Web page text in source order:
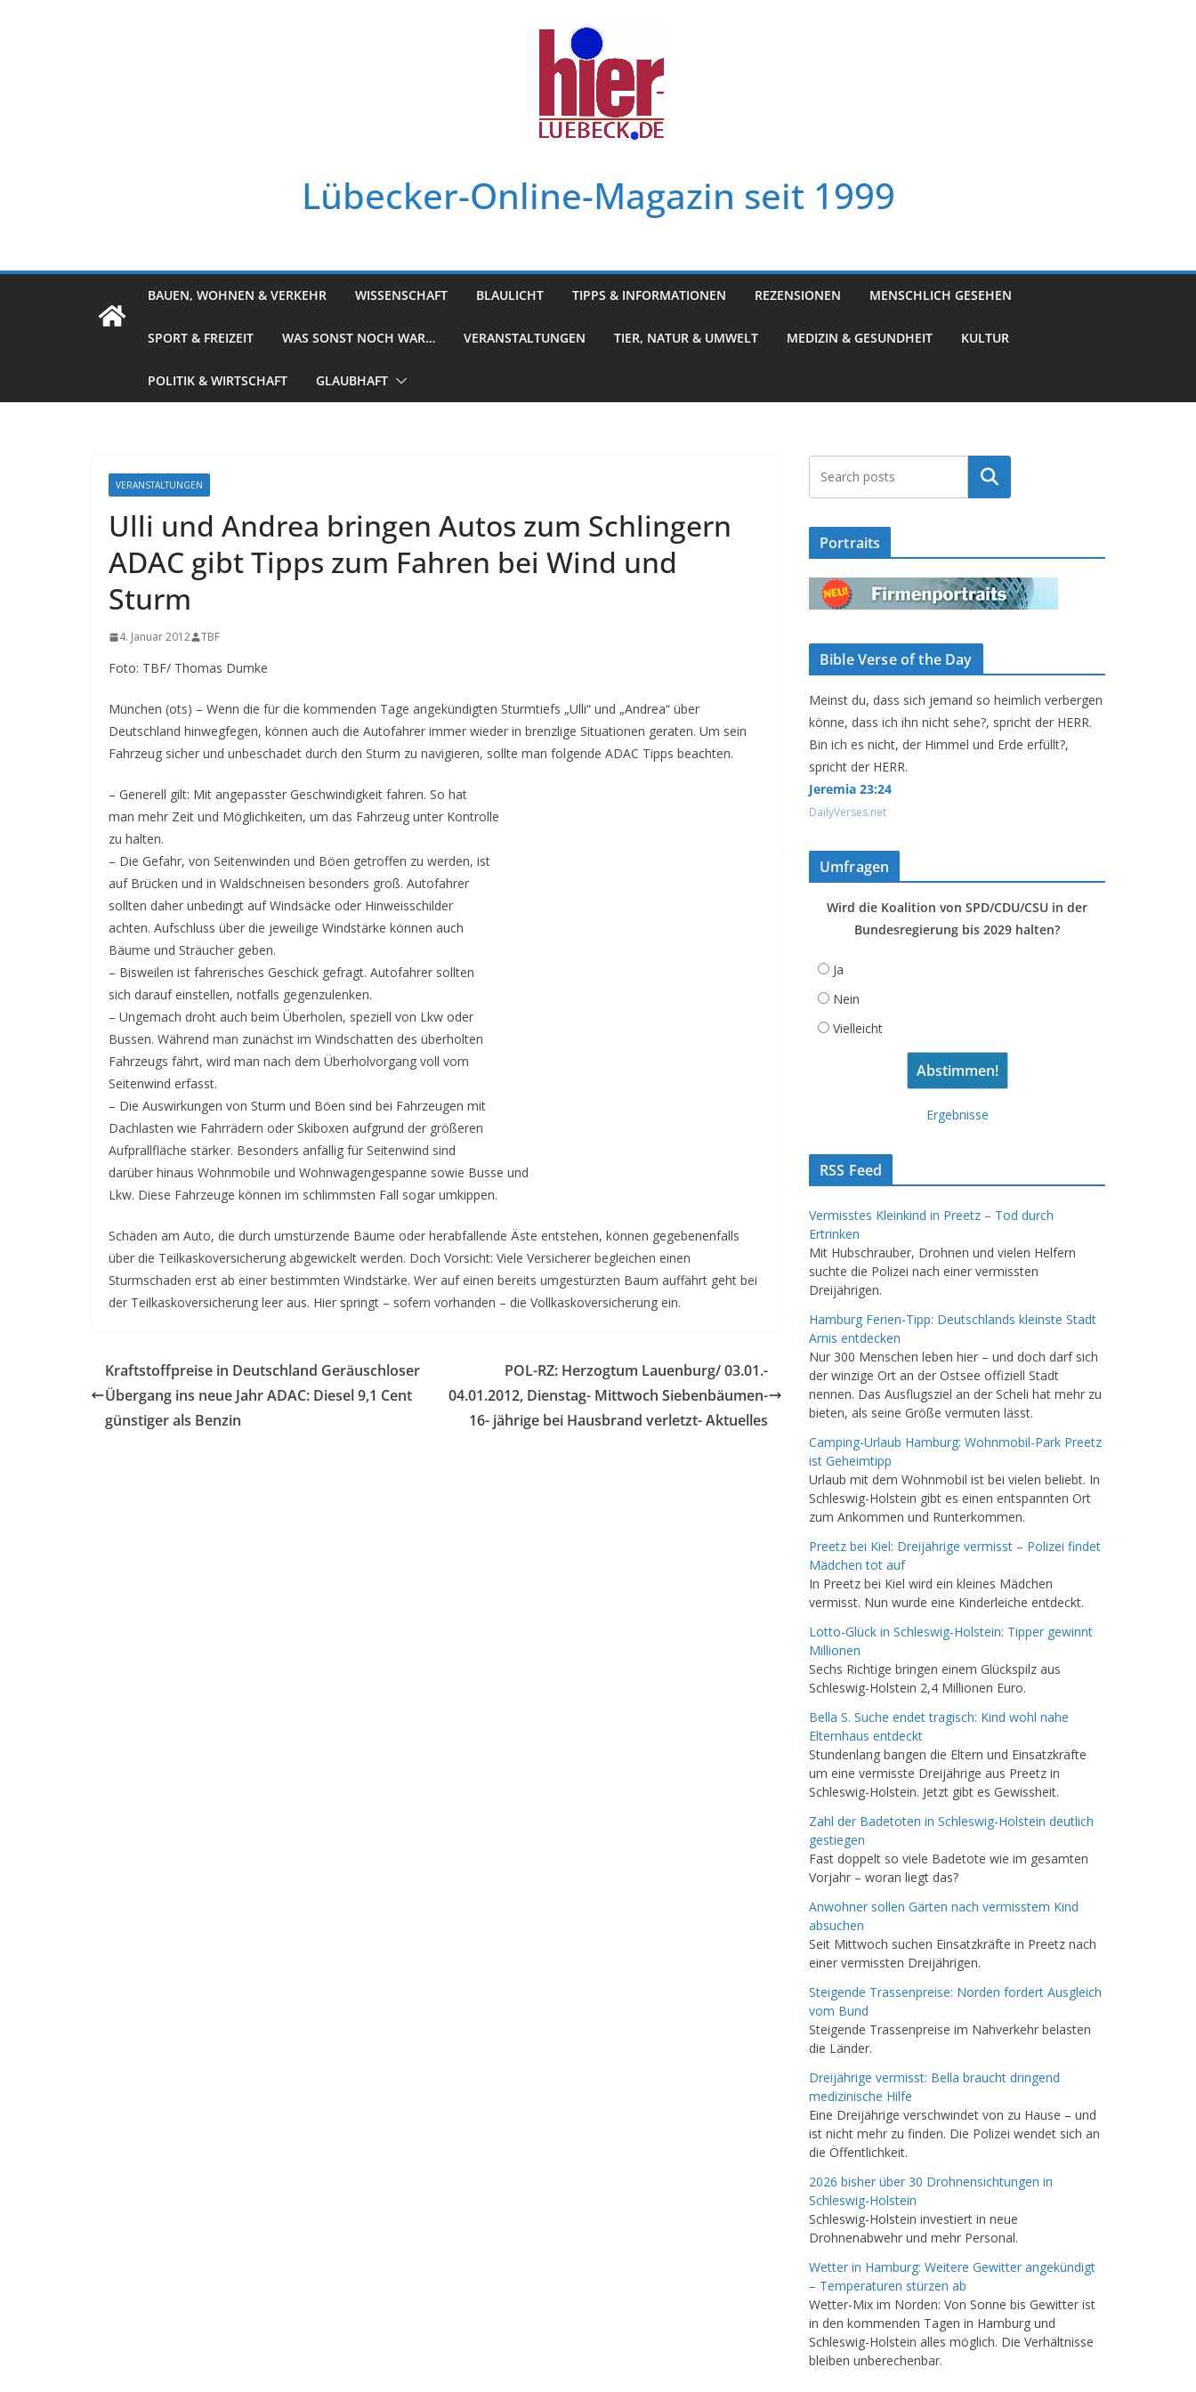
Lübecker-Online-Magazin seit 1999
BAUEN, WOHNEN & VERKEHR WISSENSCHAFT BLAULICHT TIPPS & INFORMATIONEN REZENSIONEN MENSCHLICH GESEHEN
SPORT & FREIZEIT WAS SONST NOCH WAR… VERANSTALTUNGEN TIER, NATUR & UMWELT MEDIZIN & GESUNDHEIT KULTUR
POLITIK & WIRTSCHAFT GLAUBHAFT
VERANSTALTUNGEN
Ulli und Andrea bringen Autos zum Schlingern
ADAC gibt Tipps zum Fahren bei Wind und
Sturm
4. Januar 2012 TBF
Foto: TBF/ Thomas Dumke
München (ots) – Wenn die für die kommenden Tage angekündigten Sturmtiefs „Ulli“ und „Andrea“ über
Deutschland hinwegfegen, können auch die Autofahrer immer wieder in brenzlige Situationen geraten. Um sein
Fahrzeug sicher und unbeschadet durch den Sturm zu navigieren, sollte man folgende ADAC Tipps beachten.
– Generell gilt: Mit angepasster Geschwindigkeit fahren. So hat
man mehr Zeit und Möglichkeiten, um das Fahrzeug unter Kontrolle
zu halten.
– Die Gefahr, von Seitenwinden und Böen getroffen zu werden, ist
auf Brücken und in Waldschneisen besonders groß. Autofahrer
sollten daher unbedingt auf Windsäcke oder Hinweisschilder
achten. Aufschluss über die jeweilige Windstärke können auch
Bäume und Sträucher geben.
– Bisweilen ist fahrerisches Geschick gefragt. Autofahrer sollten
sich darauf einstellen, notfalls gegenzulenken.
– Ungemach droht auch beim Überholen, speziell von Lkw oder
Bussen. Während man zunächst im Windschatten des überholten
Fahrzeugs fährt, wird man nach dem Überholvorgang voll vom
Seitenwind erfasst.
– Die Auswirkungen von Sturm und Böen sind bei Fahrzeugen mit
Dachlasten wie Fahrrädern oder Skiboxen aufgrund der größeren
Aufprallfläche stärker. Besonders anfällig für Seitenwind sind
darüber hinaus Wohnmobile und Wohnwagengespanne sowie Busse und
Lkw. Diese Fahrzeuge können im schlimmsten Fall sogar umkippen.
Schäden am Auto, die durch umstürzende Bäume oder herabfallende Äste entstehen, können gegebenenfalls
über die Teilkaskoversicherung abgewickelt werden. Doch Vorsicht: Viele Versicherer begleichen einen
Sturmschaden erst ab einer bestimmten Windstärke. Wer auf einen bereits umgestürzten Baum auffährt geht bei
der Teilkaskoversicherung leer aus. Hier springt – sofern vorhanden – die Vollkaskoversicherung ein.
Kraftstoffpreise in Deutschland Geräuschloser
Übergang ins neue Jahr ADAC: Diesel 9,1 Cent
günstiger als Benzin
POL-RZ: Herzogtum Lauenburg/ 03.01.-
04.01.2012, Dienstag- Mittwoch Siebenbäumen-
16- jährige bei Hausbrand verletzt- Aktuelles
Suchen
Portraits
Bible Verse of the Day
Meinst du, dass sich jemand so heimlich verbergen
könne, dass ich ihn nicht sehe?, spricht der HERR.
Bin ich es nicht, der Himmel und Erde erfüllt?,
spricht der HERR.
Jeremia 23:24
DailyVerses.net
Umfragen
Wird die Koalition von SPD/CDU/CSU in der
Bundesregierung bis 2029 halten?
Ja
Nein
Vielleicht
Ergebnisse
RSS Feed
Vermisstes Kleinkind in Preetz – Tod durch
Ertrinken
Mit Hubschrauber, Drohnen und vielen Helfern
suchte die Polizei nach einer vermissten
Dreijährigen.
Hamburg Ferien-Tipp: Deutschlands kleinste Stadt
Arnis entdecken
Nur 300 Menschen leben hier – und doch darf sich
der winzige Ort an der Ostsee offiziell Stadt
nennen. Das Ausflugsziel an der Scheli hat mehr zu
bieten, als seine Größe vermuten lässt.
Camping-Urlaub Hamburg: Wohnmobil-Park Preetz
ist Geheimtipp
Urlaub mit dem Wohnmobil ist bei vielen beliebt. In
Schleswig-Holstein gibt es einen entspannten Ort
zum Ankommen und Runterkommen.
Preetz bei Kiel: Dreijährige vermisst – Polizei findet
Mädchen tot auf
In Preetz bei Kiel wird ein kleines Mädchen
vermisst. Nun wurde eine Kinderleiche entdeckt.
Lotto-Glück in Schleswig-Holstein: Tipper gewinnt
Millionen
Sechs Richtige bringen einem Glückspilz aus
Schleswig-Holstein 2,4 Millionen Euro.
Bella S. Suche endet tragisch: Kind wohl nahe
Elternhaus entdeckt
Stundenlang bangen die Eltern und Einsatzkräfte
um eine vermisste Dreijährige aus Preetz in
Schleswig-Holstein. Jetzt gibt es Gewissheit.
Zahl der Badetoten in Schleswig-Holstein deutlich
gestiegen
Fast doppelt so viele Badetote wie im gesamten
Vorjahr – woran liegt das?
Anwohner sollen Gärten nach vermisstem Kind
absuchen
Seit Mittwoch suchen Einsatzkräfte in Preetz nach
einer vermissten Dreijährigen.
Steigende Trassenpreise: Norden fordert Ausgleich
vom Bund
Steigende Trassenpreise im Nahverkehr belasten
die Länder.
Dreijährige vermisst: Bella braucht dringend
medizinische Hilfe
Eine Dreijährige verschwindet von zu Hause – und
ist nicht mehr zu finden. Die Polizei wendet sich an
die Öffentlichkeit.
2026 bisher über 30 Drohnensichtungen in
Schleswig-Holstein
Schleswig-Holstein investiert in neue
Drohnenabwehr und mehr Personal.
Wetter in Hamburg: Weitere Gewitter angekündigt
– Temperaturen stürzen ab
Wetter-Mix im Norden: Von Sonne bis Gewitter ist
in den kommenden Tagen in Hamburg und
Schleswig-Holstein alles möglich. Die Verhältnisse
bleiben unberechenbar.